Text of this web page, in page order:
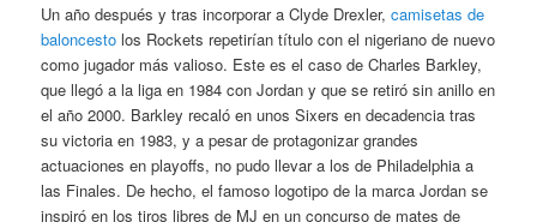
Un año después y tras incorporar a Clyde Drexler,camisetas de
baloncesto los Rockets repetirían título con el nigeriano de nuevo
como jugador más valioso. Este es el caso de Charles Barkley,
que llegó a la liga en 1984 con Jordan y que se retiró sin anillo en
el año 2000. Barkley recaló en unos Sixers en decadencia tras
su victoria en 1983, y a pesar de protagonizar grandes
actuaciones en playoffs, no pudo llevar a los de Philadelphia a
las Finales. De hecho, el famoso logotipo de la marca Jordan se
inspiró en los tiros libres de MJ en un concurso de mates de